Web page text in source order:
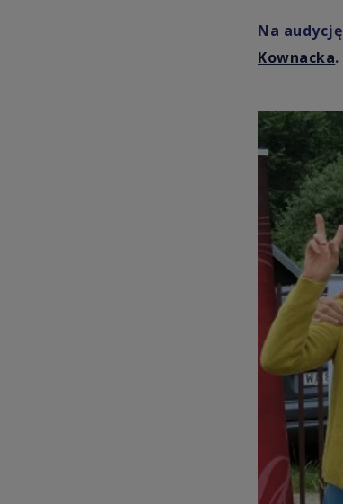
Na audycję
Kownacka.